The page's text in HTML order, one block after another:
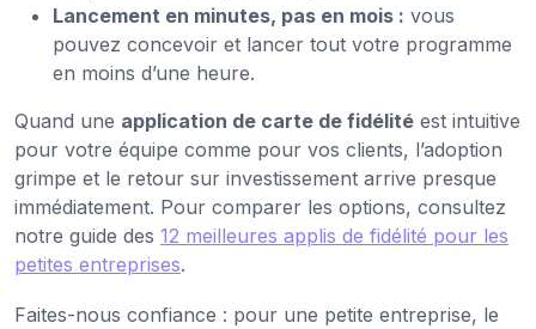
Lancement en minutes, pas en mois : vous
pouvez concevoir et lancer tout votre programme
en moins d’une heure.
Quand une application de carte de fidélité est intuitive
pour votre équipe comme pour vos clients, l’adoption
grimpe et le retour sur investissement arrive presque
immédiatement. Pour comparer les options, consultez
notre guide des 12 meilleures applis de fidélité pour les
petites entreprises.
Faites-nous confiance : pour une petite entreprise, le